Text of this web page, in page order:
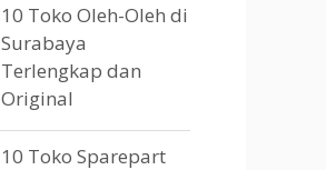
10 Toko Oleh-Oleh di
Surabaya
Terlengkap dan
Original
10 Toko Sparepart